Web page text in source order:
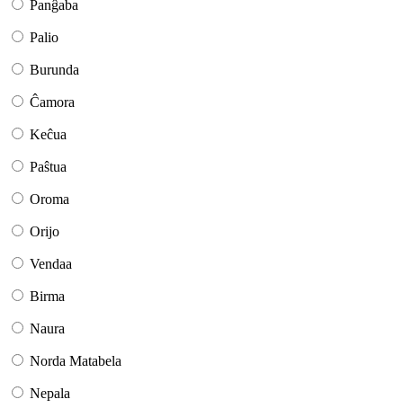
Panĝaba
Palio
Burunda
Ĉamora
Keĉua
Paŝtua
Oroma
Orijo
Vendaa
Birma
Naura
Norda Matabela
Nepala